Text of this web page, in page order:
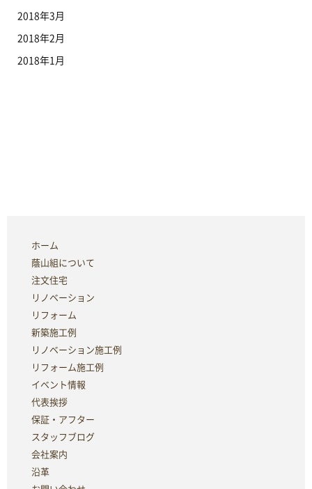
2018年3月
2018年2月
2018年1月
ホーム
蔭山組について
注文住宅
リノベーション
リフォーム
新築施工例
リノベーション施工例
リフォーム施工例
イベント情報
代表挨拶
保証・アフター
スタッフブログ
会社案内
沿革